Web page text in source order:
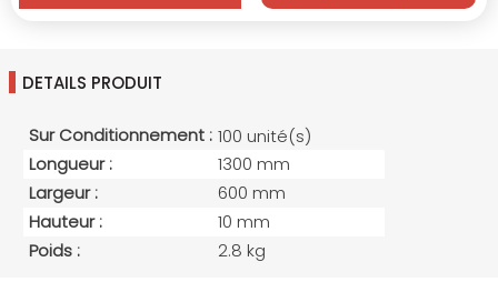
DETAILS PRODUIT
Sur Conditionnement : 100 unité(s)
Longueur :
1300 mm
Largeur :
600 mm
Hauteur :
10 mm
Poids :
2.8 kg